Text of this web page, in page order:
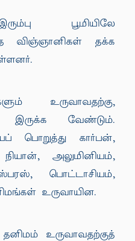
பூமியிலே
விஞ்ஞானிகள் தக்க
உருவாவதற்கு,
வேண்டும்.
பொறுத்து கார்பன்,
அலுமினியம்,
பொட்டாசியம்,
உருவாயின.
உருவாவதற்குத்